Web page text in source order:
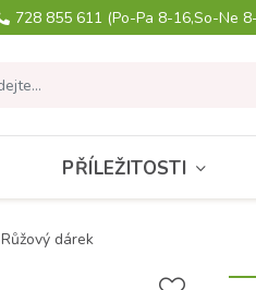
728 855 611 (Po-Pa 8-16,So-Ne
PŘÍLEŽITOSTI
Růžový dárek